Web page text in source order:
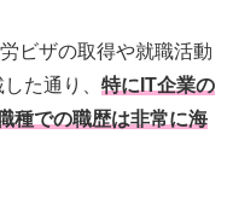
ビザの取得や就職活動
た通り、 特にIT企業の
種での職歴は非常に海